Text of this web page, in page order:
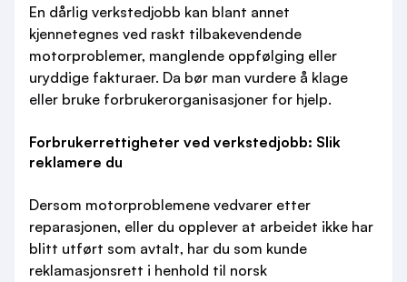
En dårlig verkstedjobb kan blant annet
kjennetegnes ved raskt tilbakevendende
motorproblemer, manglende oppfølging eller
uryddige fakturaer. Da bør man vurdere å klage
eller bruke forbrukerorganisasjoner for hjelp.
Forbrukerrettigheter ved verkstedjobb: Slik
reklamere du
Dersom motorproblemene vedvarer etter
reparasjonen, eller du opplever at arbeidet ikke har
blitt utført som avtalt, har du som kunde
reklamasjonsrett i henhold til norsk